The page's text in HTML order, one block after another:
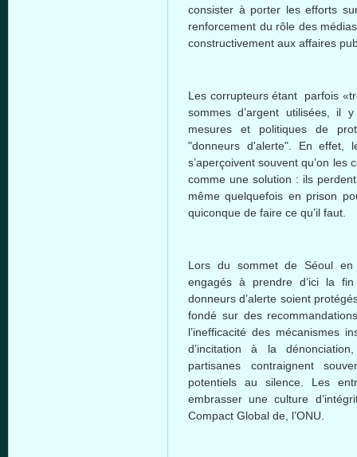
consister à porter les efforts
renforcement du rôle des
constructivement aux affaires
Les corrupteurs étant parfois
sommes d’argent utilisées, il
mesures et politiques de
"donneurs d'alerte". En effet,
s’aperçoivent souvent qu’on
comme une solution : ils
même quelquefois en prison
quiconque de faire ce qu’il faut.
Lors du sommet de Séoul
engagés à prendre d’ici la
donneurs d’alerte soient
fondé sur des
l’inefficacité des mécanismes
d’incitation à la
partisanes contraignent
potentiels au silence. Les
embrasser une culture
Compact Global de, l’ONU.